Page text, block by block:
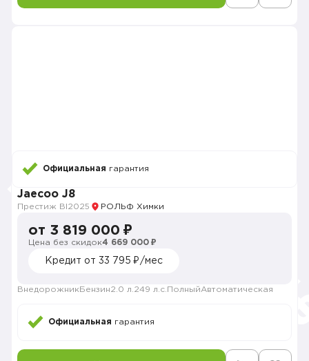
Официальная гарантия
Jaecoo J8
Престиж BI 2025 РОЛЬФ Химки
от 3 819 000 ₽
Цена без скидок4 669 000 ₽
Кредит от 33 795 ₽/мес
Внедорожник Бензин2.0 л. 249 л.с. ПолныйАвтоматическая
Официальная гарантия